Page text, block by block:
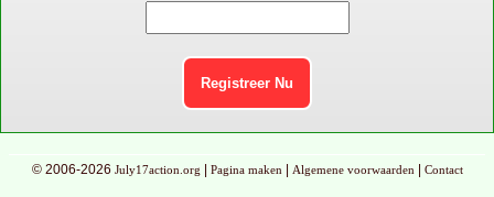
© 2006-2026 July17action.org Pagina maken| Algemene voorwaarden| Contact